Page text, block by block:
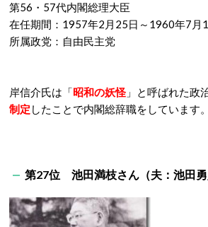
第56・57代内閣総理大臣
在任期間：1957年2月25日～1960年7月
所属政党：自由民主党
岸信介氏は「昭和の妖怪 」と呼ばれた政
制定 したことで内閣総辞職をしています。
第27位 池田満枝さん（夫：池田勇